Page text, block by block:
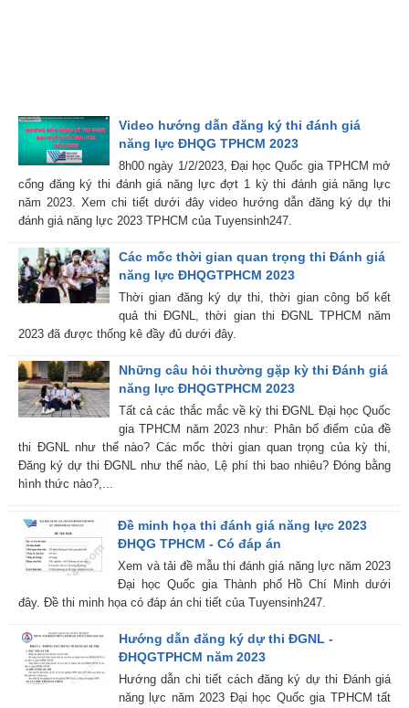
Video hướng dẫn đăng ký thi đánh giá
năng lực ĐHQG TPHCM 2023
8h00 ngày 1/2/2023, Đại học Quốc gia TPHCM mở
cổng đăng ký thi đánh giá năng lực đợt 1 kỳ thi đánh giá năng lực
năm 2023. Xem chi tiết dưới đây video hướng dẫn đăng ký dự thi
đánh giá năng lực 2023 TPHCM của Tuyensinh247.
Các mốc thời gian quan trọng thi Đánh giá
năng lực ĐHQGTPHCM 2023
Thời gian đăng ký dự thi, thời gian công bố kết
quả thi ĐGNL, thời gian thi ĐGNL TPHCM năm
2023 đã được thống kê đầy đủ dưới đây.
Những câu hỏi thường gặp kỳ thi Đánh giá
năng lực ĐHQGTPHCM 2023
Tất cả các thắc mắc về kỳ thi ĐGNL Đại học Quốc
gia TPHCM năm 2023 như: Phân bố điểm của đề
thi ĐGNL như thế nào? Các mốc thời gian quan trọng của kỳ thi,
Đăng ký dự thi ĐGNL như thế nào, Lệ phí thi bao nhiêu? Đóng bằng
hình thức nào?,...
Đề minh họa thi đánh giá năng lực 2023
ĐHQG TPHCM - Có đáp án
Xem và tải đề mẫu thi đánh giá năng lực năm 2023
Đại học Quốc gia Thành phố Hồ Chí Minh dưới
đây. Đề thi minh họa có đáp án chi tiết của Tuyensinh247.
Hướng dẫn đăng ký dự thi ĐGNL -
ĐHQGTPHCM năm 2023
Hướng dẫn chi tiết cách đăng ký dự thi Đánh giá
năng lực năm 2023 Đại học Quốc gia TPHCM tất